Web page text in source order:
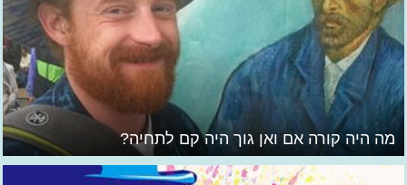
מה היה קורה אם ואן גוך היה קם לתחיה?